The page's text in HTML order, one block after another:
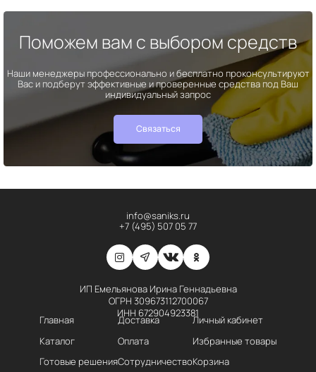
Поможем вам с выбором средств
Наши менеджеры профессионально и бесплатно проконсультируют
Вас и подберут эффективные и проверенные средства под Ваш
индивидуальный запрос
Связаться
info@saniks.ru
+7 (495) 507 05 77
ИП Емельянова Ирина Геннадьевна
ОГРН 309673112700067
ИНН 672904923381
Главная
Каталог
Готовые решения
Доставка
Оплата
Сотрудничество
Личный кабинет
Избранные товары
Корзина